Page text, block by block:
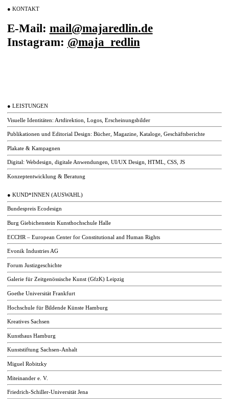
● KONTAKT
E-Mail: mail@majaredlin.de
Instagram: @maja_redlin
● LEISTUNGEN
Visuelle Identitäten: Artdirektion, Logos, Erscheinungsbilder
Publikationen und Editorial Design: Bücher, Magazine, Kataloge, Geschäftsberichte
Plakate & Kampagnen
Digital: Webdesign, digitale Anwendungen, UI/UX Design, HTML, CSS, JS
Konzeptentwicklung & Beratung
● KUND*INNEN (AUSWAHL)
Bundespreis Ecodesign
Burg Giebichenstein Kunsthochschule Halle
ECCHR – European Center for Constitutional and Human Rights
Evonik Industries AG
Forum Justizgeschichte
Galerie für Zeitgenössische Kunst (GfzK) Leipzig
Goethe Universität Frankfurt
Hochschule für Bildende Künste Hamburg
Kreatives Sachsen
Kunsthaus Hamburg
Kunststiftung Sachsen-Anhalt
Miguel Robitzky
Miteinander e. V.
Friedrich-Schiller-Universität Jena